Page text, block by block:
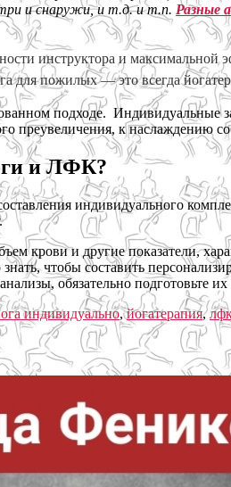
и снаружи, и т.д. и т.п. Разные
инструктора и
для пожилых — это всегда
подходе. Индивидуальные
преувеличения, к наслаждению
и ЛФК?
индивидуального
крови и другие показатели,
чтобы составить
обязательно подготовьте
индивидуально,йогатерапия,